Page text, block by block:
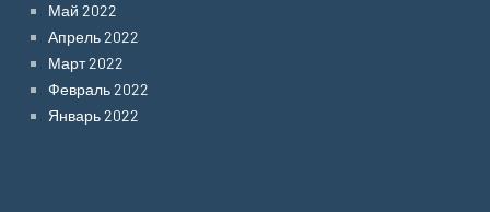
Май 2022
Апрель 2022
Март 2022
Февраль 2022
Январь 2022